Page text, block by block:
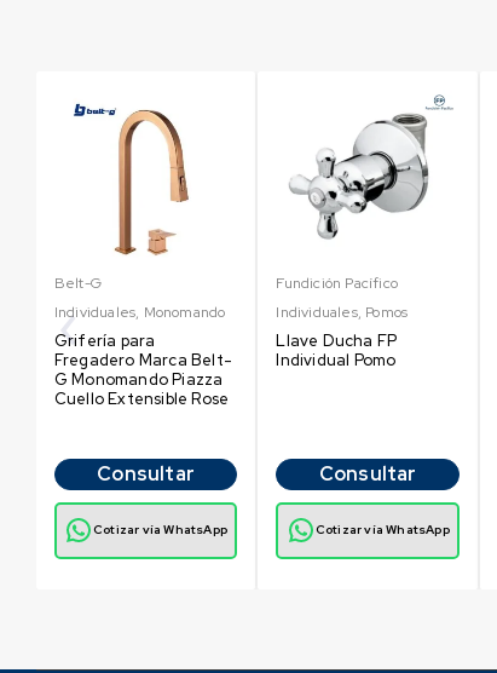
Belt-G
Individuales, Monomando
Grifería para
Fregadero Marca Belt-
G Monomando Piazza
Cuello Extensible Rose
Consultar
Cotizar vía WhatsApp
Fundición Pacífico
Individuales, Pomos
Llave Ducha FP
Individual Pomo
Consultar
Cotizar vía WhatsApp